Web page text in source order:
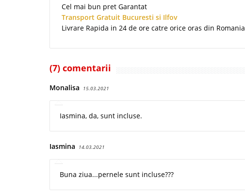
Cel mai bun pret Garantat
Transport Gratuit Bucuresti si Ilfov
Livrare Rapida in 24 de ore catre orice oras din Romania
(7) comentarii
Monalisa 15.03.2021
Iasmina, da, sunt incluse.
Iasmina 14.03.2021
Buna ziua...pernele sunt incluse???